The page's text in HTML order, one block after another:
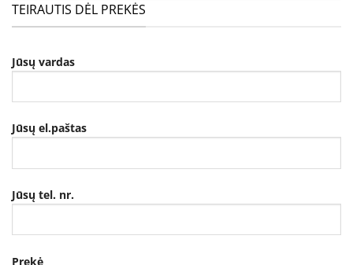
TEIRAUTIS DĖL PREKĖS
Jūsų vardas
Jūsų el.paštas
Jūsų tel. nr.
Prekė